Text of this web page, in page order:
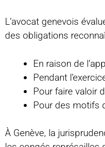
L’avocat genevois
des obligations
En raison de
Pendant
Pour faire valoir
Pour des motifs
À Genève, la